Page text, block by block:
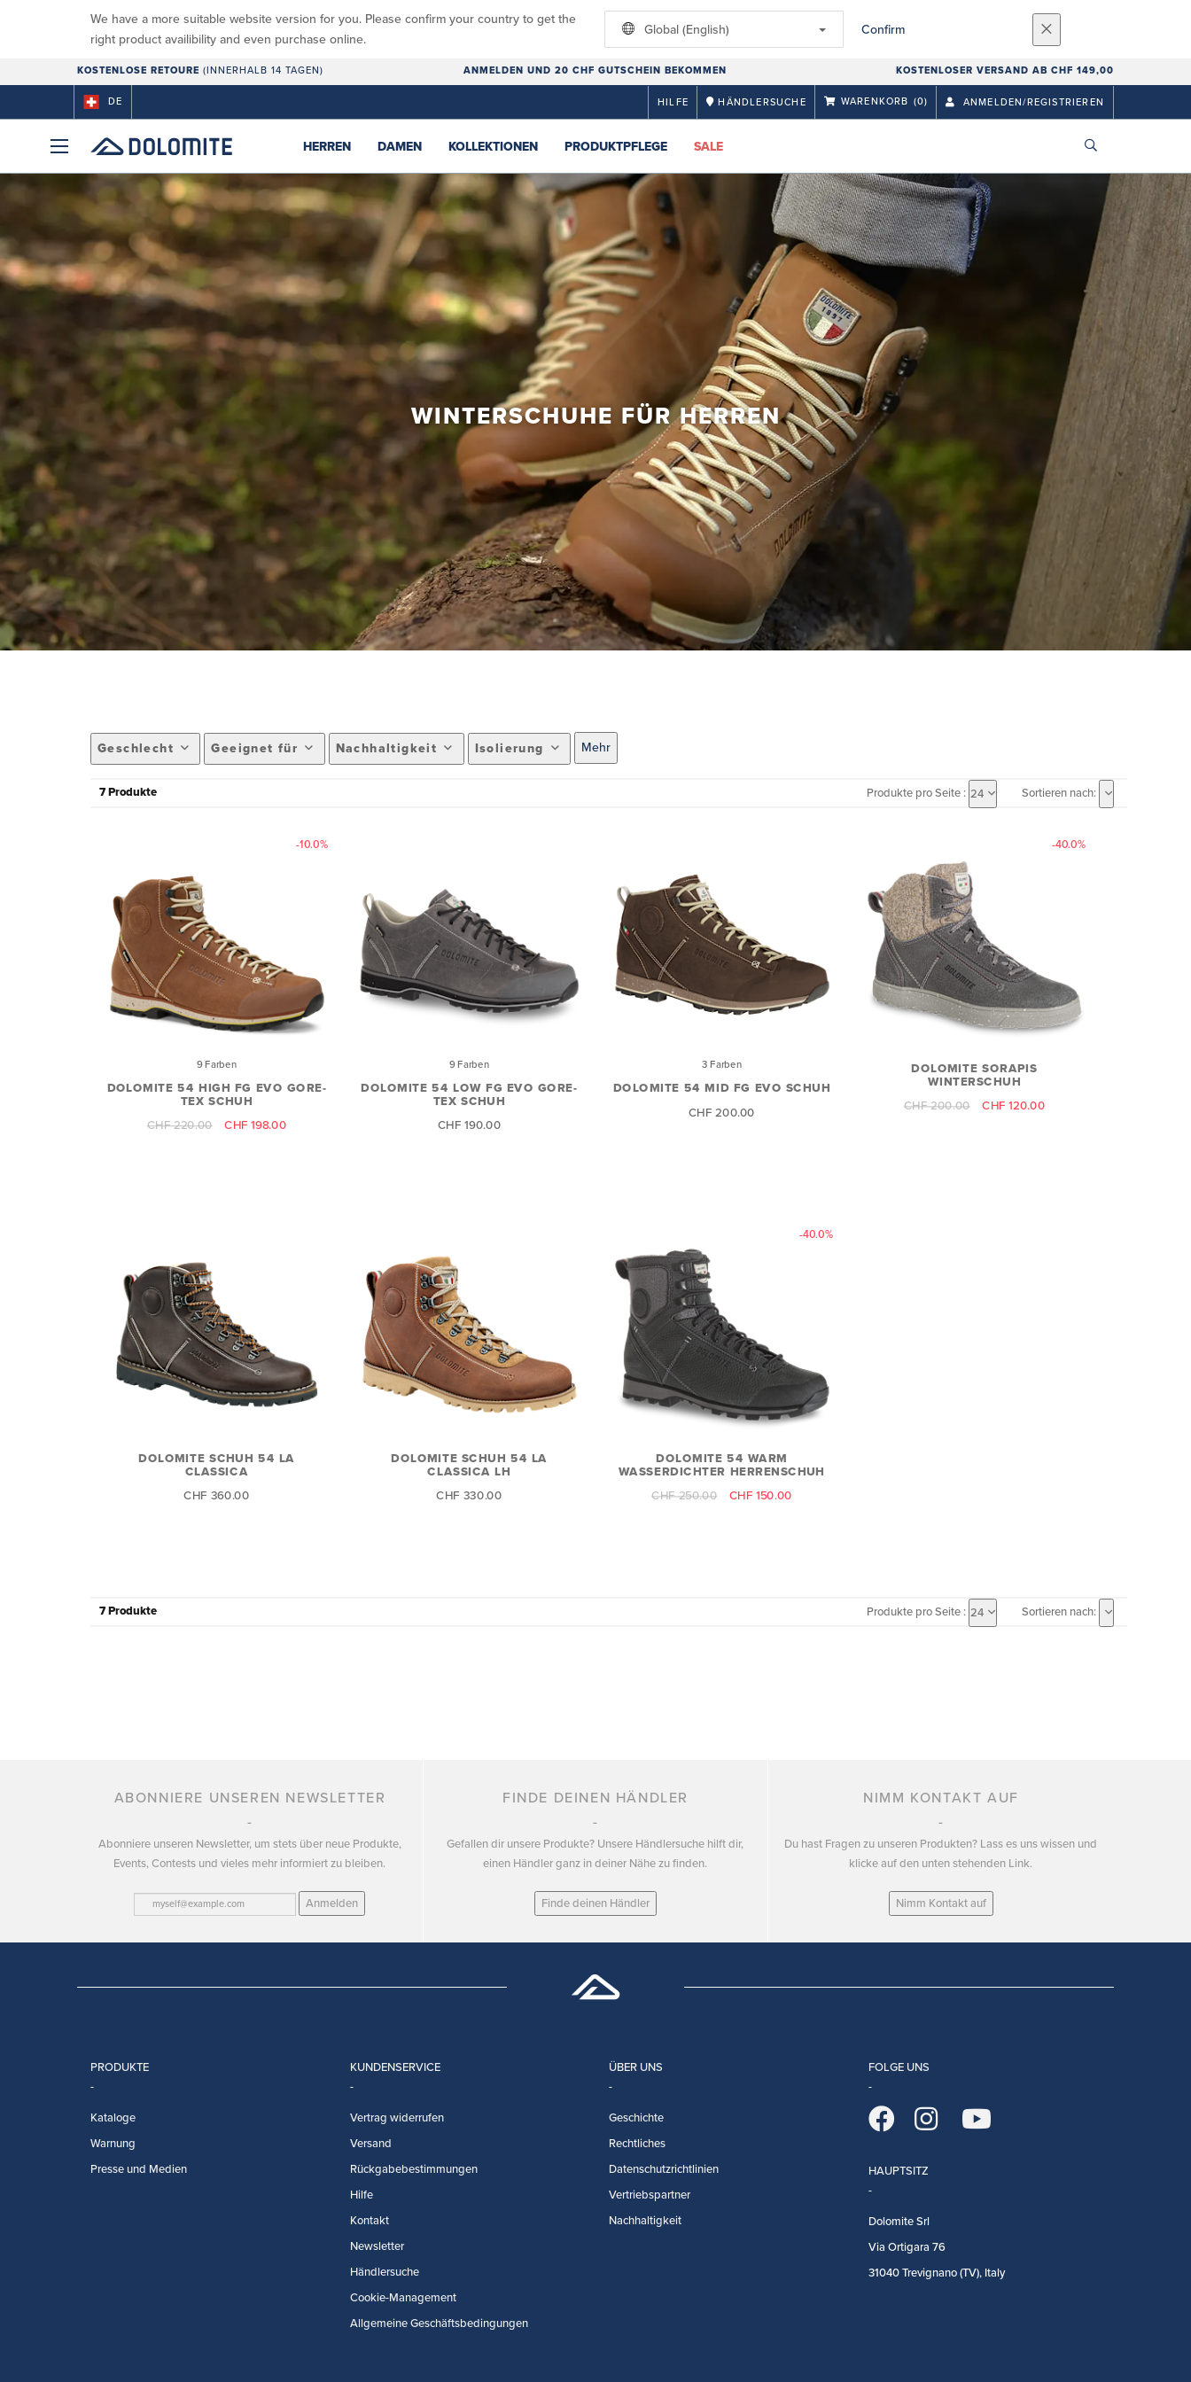
We have a more suitable website version for you. Please confirm your country to get the
right product availibility and even purchase online.
Global (English) Confirm
KOSTENLOSE RETOURE (INNERHALB 14 TAGEN) ANMELDEN UND 20 CHF GUTSCHEIN BEKOMMEN KOSTENLOSER VERSAND AB CHF 149,00
DE HILFE HÄNDLERSUCHE WARENKORB (0) ANMELDEN/REGISTRIEREN
HERREN DAMEN KOLLEKTIONEN PRODUKTPFLEGE SALE
WINTERSCHUHE FÜR HERREN
Geschlecht Geeignet für Nachhaltigkeit Isolierung Mehr
7 Produkte Produkte pro Seite : 24 Sortieren nach:
-10.0%
9 Farben
DOLOMITE 54 HIGH FG EVO GORE-
TEX SCHUH
CHF 220.00
CHF 198.00
9 Farben
DOLOMITE 54 LOW FG EVO GORE-
TEX SCHUH
CHF 190.00
3 Farben
DOLOMITE 54 MID FG EVO SCHUH
CHF 200.00
-40.0%
DOLOMITE SORAPIS
WINTERSCHUH
CHF 200.00 CHF 120.00
DOLOMITE SCHUH 54 LA
CLASSICA
CHF 360.00
DOLOMITE SCHUH 54 LA
CLASSICA LH
CHF 330.00
-40.0%
DOLOMITE 54 WARM
WASSERDICHTER HERRENSCHUH
CHF 250.00 CHF 150.00
7 Produkte Produkte pro Seite : 24 Sortieren nach:
ABONNIERE UNSEREN NEWSLETTER
Abonniere unseren Newsletter, um stets über neue Produkte,
Events, Contests und vieles mehr informiert zu bleiben.
Anmelden
FINDE DEINEN HÄNDLER
Gefallen dir unsere Produkte? Unsere Händlersuche hilft dir,
einen Händler ganz in deiner Nähe zu finden.
Finde deinen Händler
NIMM KONTAKT AUF
Du hast Fragen zu unseren Produkten? Lass es uns wissen und
klicke auf den unten stehenden Link.
Nimm Kontakt auf
PRODUKTE
Kataloge
Warnung
Presse und Medien
KUNDENSERVICE
Vertrag widerrufen
Versand
Rückgabebestimmungen
Hilfe
Kontakt
Newsletter
Händlersuche
Cookie-Management
Allgemeine Geschäftsbedingungen
ÜBER UNS
Geschichte
Rechtliches
Datenschutzrichtlinien
Vertriebspartner
Nachhaltigkeit
FOLGE UNS
HAUPTSITZ
Dolomite Srl
Via Ortigara 76
31040 Trevignano (TV), Italy